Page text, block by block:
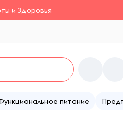
и Здоровья
питание